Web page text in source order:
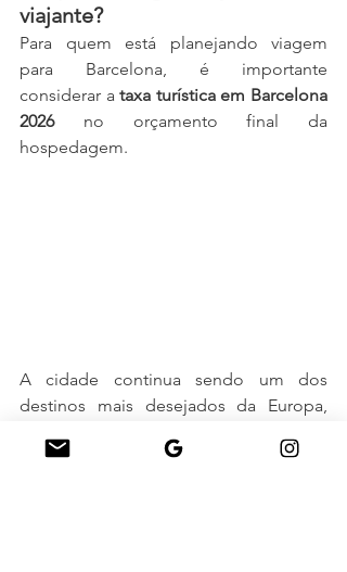
viajante?
Para quem está planejando viagem
para Barcelona, é importante
considerar a taxa turística em Barcelona
2026 no orçamento final da
hospedagem.
A cidade continua sendo um dos
destinos mais desejados da Europa,
Sagrada Família